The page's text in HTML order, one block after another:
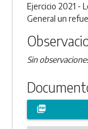
Ejercicio 2021 -
General un
Sin
picture_as_pdf